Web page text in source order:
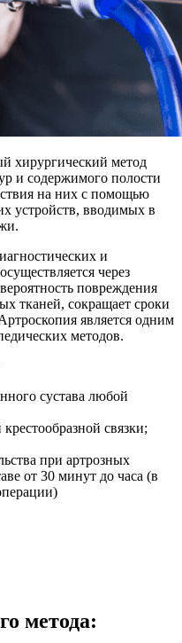
хирургический метод
и содержимого полости
на них с помощью
устройств, вводимых в
и
через
повреждения
тканей, сокращает сроки
является одним
методов.
сустава любой
связки;
при артрозных
от 30 минут до часа (в
метода: